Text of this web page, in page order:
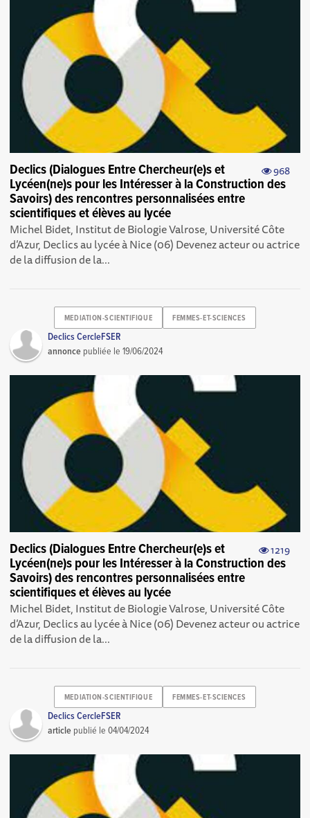
968
Declics (Dialogues Entre Chercheur(e)s et
Lycéen(ne)s pour les Intéresser à la Construction des
Savoirs) des rencontres personnalisées entre
scientifiques et élèves au lycée
Michel Bidet, Institut de Biologie Valrose, Université Côte
d’Azur, Declics au lycée à Nice (06) Devenez acteur ou actrice
de la diffusion de la...
MEDIATION-SCIENTIFIQUE FEMMES-ET-SCIENCES
Declics CercleFSER
annonce publiée le19/06/2024
1219
Declics (Dialogues Entre Chercheur(e)s et
Lycéen(ne)s pour les Intéresser à la Construction des
Savoirs) des rencontres personnalisées entre
scientifiques et élèves au lycée
Michel Bidet, Institut de Biologie Valrose, Université Côte
d’Azur, Declics au lycée à Nice (06) Devenez acteur ou actrice
de la diffusion de la...
MEDIATION-SCIENTIFIQUE FEMMES-ET-SCIENCES
Declics CercleFSER
article publié le04/04/2024